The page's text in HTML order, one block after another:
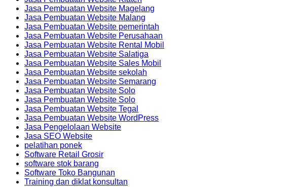
Jasa Pembuatan Website Magelang
Jasa Pembuatan Website Malang
Jasa Pembuatan Website pemerintah
Jasa Pembuatan Website Perusahaan
Jasa Pembuatan Website Rental Mobil
Jasa Pembuatan Website Salatiga
Jasa Pembuatan Website Sales Mobil
Jasa Pembuatan Website sekolah
Jasa Pembuatan Website Semarang
Jasa Pembuatan Website Solo
Jasa Pembuatan Website Solo
Jasa Pembuatan Website Tegal
Jasa Pembuatan Website WordPress
Jasa Pengelolaan Website
Jasa SEO Website
pelatihan ponek
Software Retail Grosir
software stok barang
Software Toko Bangunan
Training dan diklat konsultan